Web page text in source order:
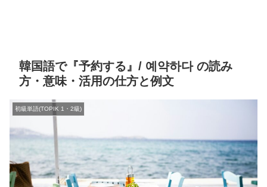
韓国語で『予約する』/ 예약하다 の読み
方・意味・活用の仕方と例文
初級単語(TOPIK 1・2級)